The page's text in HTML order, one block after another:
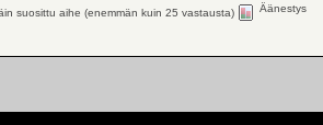
suosittu aihe (enemmän kuin 25 vastausta)
Äänestys